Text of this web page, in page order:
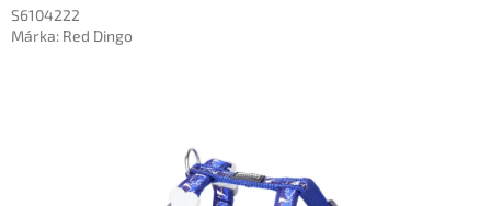
S6104222
Márka: Red Dingo